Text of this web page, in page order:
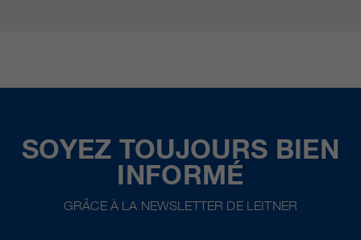
SOYEZ TOUJOURS BIEN
INFORMÉ
GRÂCE À LA NEWSLETTER DE LEITNER